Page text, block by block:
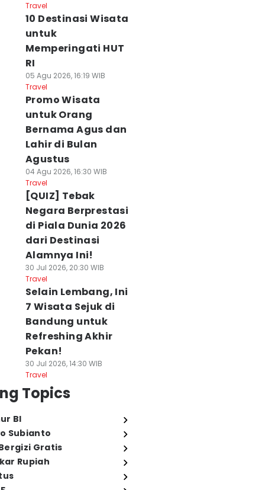
Travel
10 Destinasi Wisata
untuk
Memperingati HUT
RI
05 Agu 2026, 16:19 WIB
Travel
Promo Wisata
untuk Orang
Bernama Agus dan
Lahir di Bulan
Agustus
04 Agu 2026, 16:30 WIB
Travel
[QUIZ] Tebak
Negara Berprestasi
di Piala Dunia 2026
dari Destinasi
Alamnya Ini!
30 Jul 2026, 20:30 WIB
Travel
Selain Lembang, Ini
7 Wisata Sejuk di
Bandung untuk
Refreshing Akhir
Pekan!
30 Jul 2026, 14:30 WIB
Travel
Topics
BI
Subianto
Gratis
Rupiah